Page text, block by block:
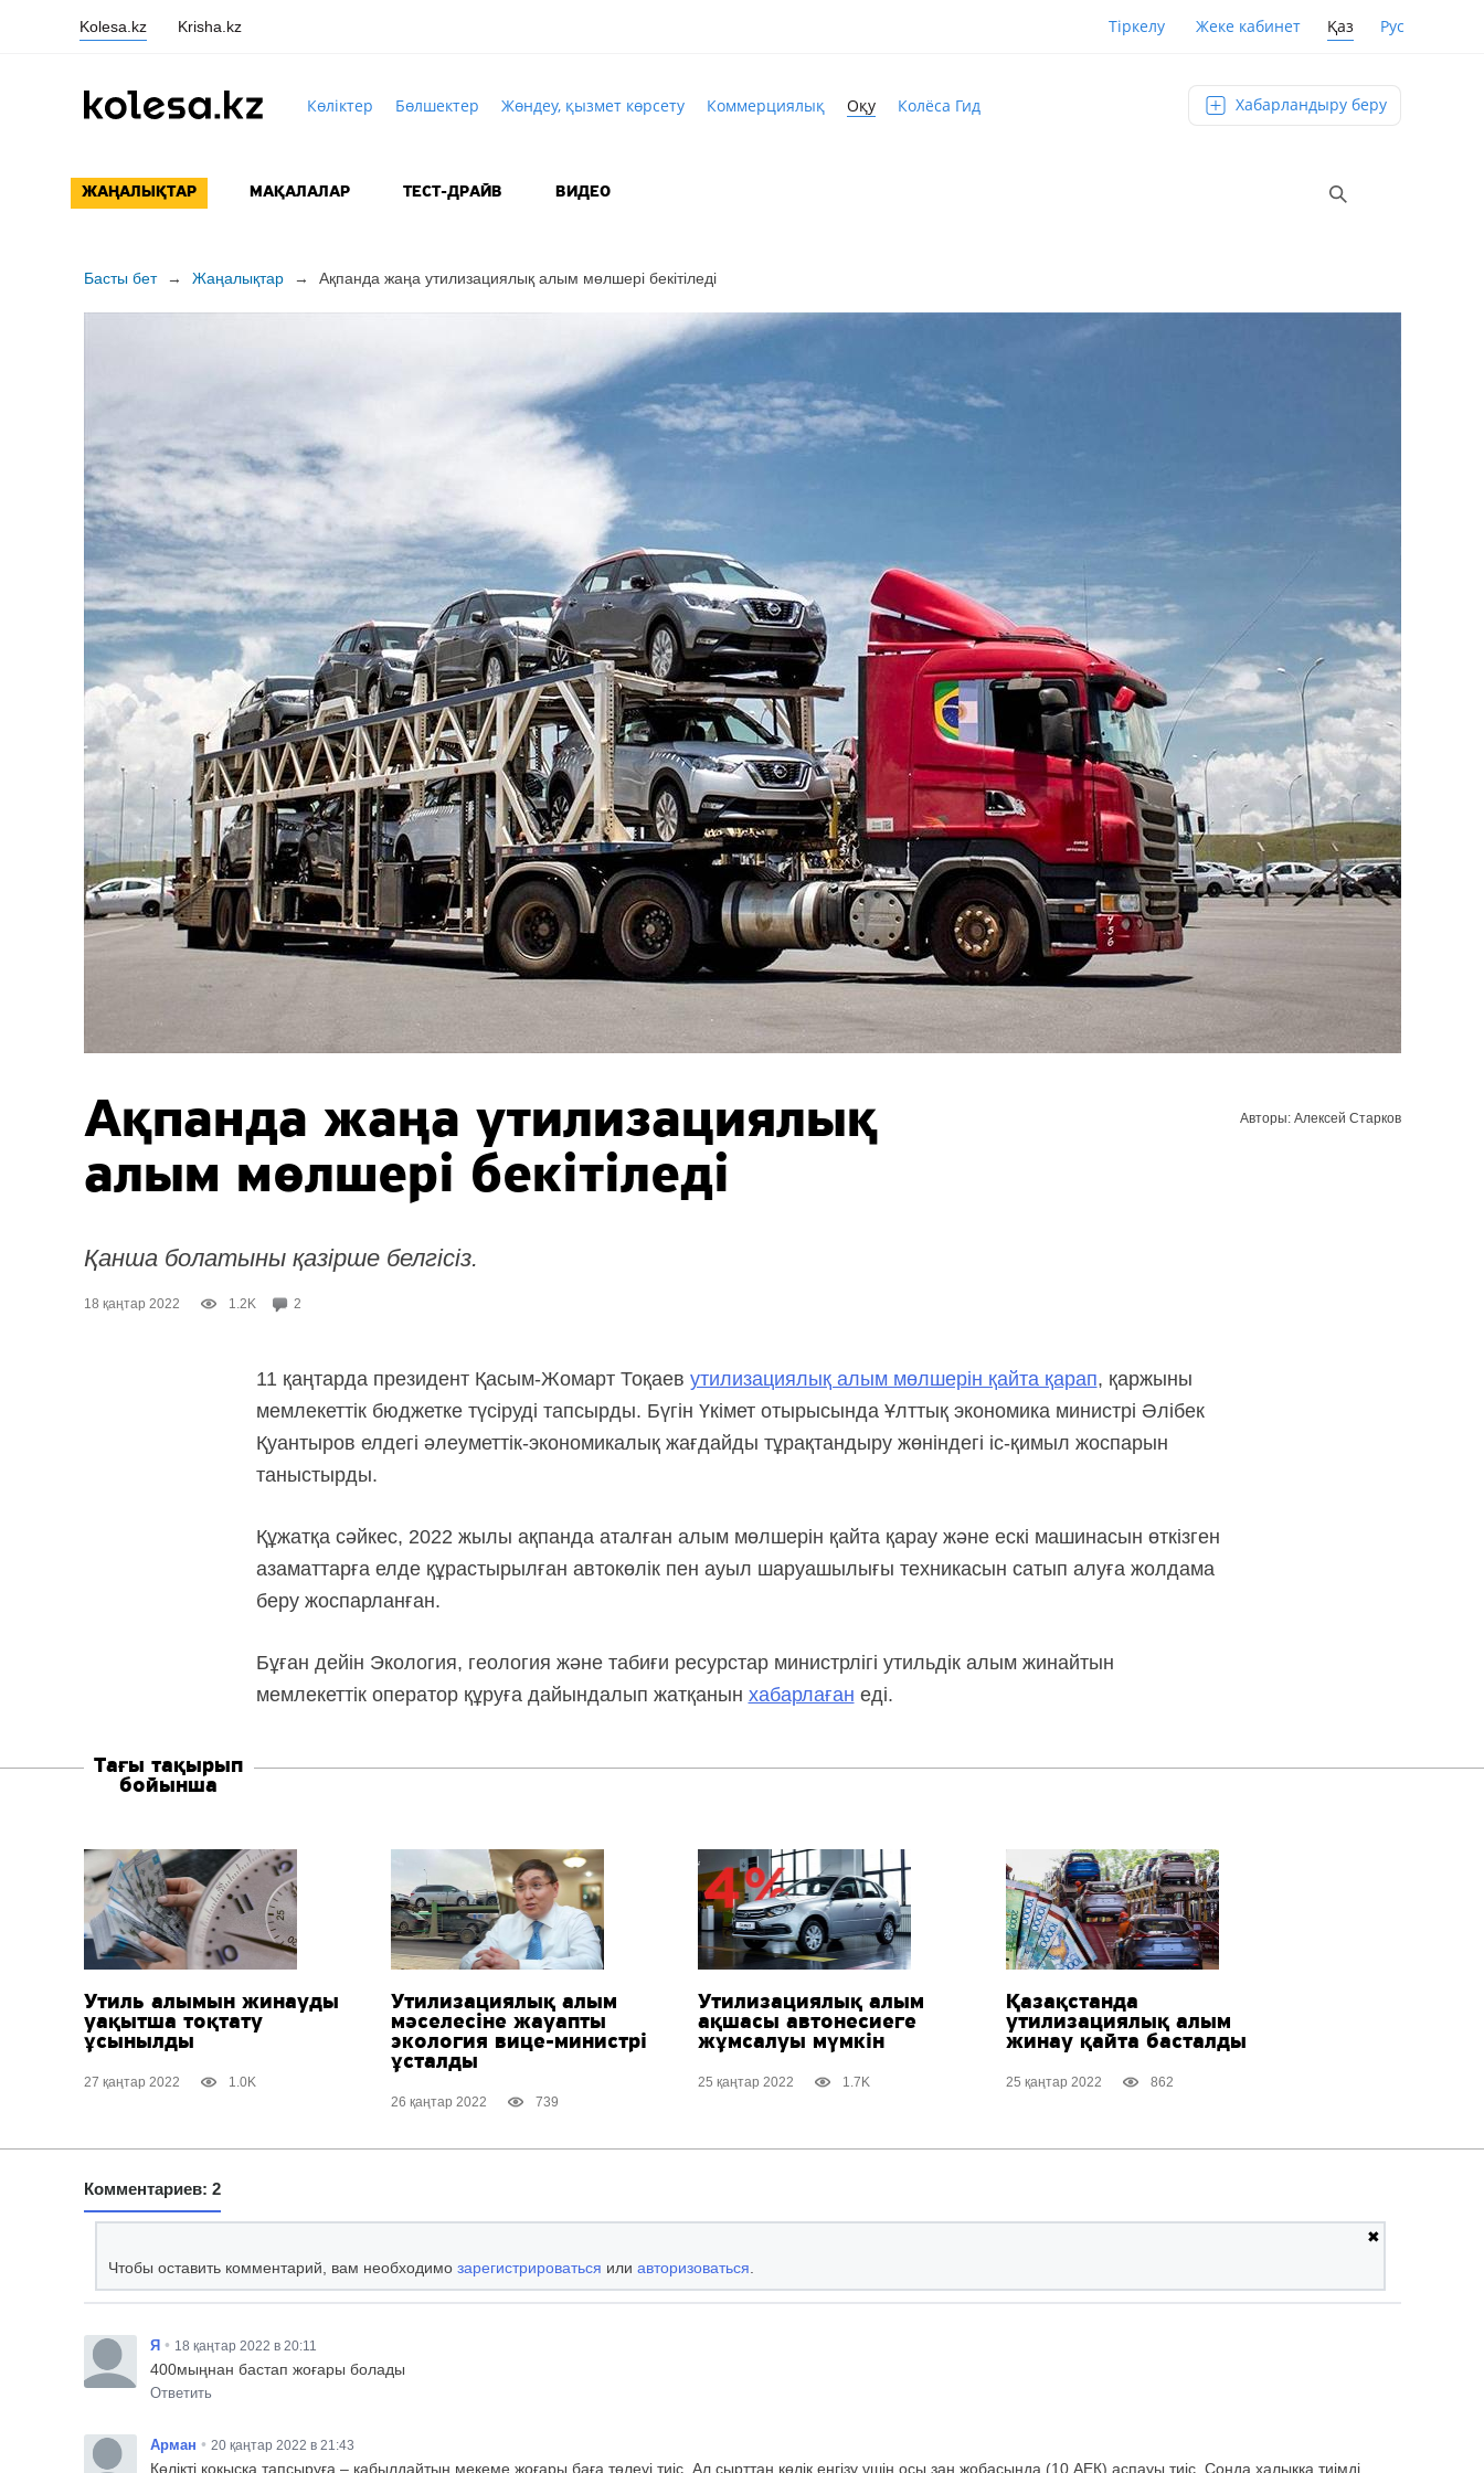
Kolesa.kz Krisha.kz Тіркелу Жеке кабинет Қаз Рус
Көліктер Бөлшектер Жөндеу, қызмет көрсету Коммерциялық Оқу Колёса Гид Хабарландыру беру
ЖАҢАЛЫҚТАР МАҚАЛАЛАР ТЕСТ-ДРАЙВ ВИДЕО
Басты бет → Жаңалықтар → Ақпанда жаңа утилизациялық алым мөлшері бекітіледі
Ақпанда жаңа утилизациялық
алым мөлшері бекітіледі
Қанша болатыны қазірше белгісіз.
18 қаңтар 2022 1.2K 2
Авторы: Алексей Старков
11 қаңтарда президент Қасым-Жомарт Тоқаев утилизациялық алым мөлшерін қайта қарап, қаржыны
мемлекеттік бюджетке түсіруді тапсырды. Бүгін Үкімет отырысында Ұлттық экономика министрі Әлібек
Қуантыров елдегі әлеуметтік-экономикалық жағдайды тұрақтандыру жөніндегі іс-қимыл жоспарын
таныстырды.
Құжатқа сәйкес, 2022 жылы ақпанда аталған алым мөлшерін қайта қарау және ескі машинасын өткізген
азаматтарға елде құрастырылған автокөлік пен ауыл шаруашылығы техникасын сатып алуға жолдама
беру жоспарланған.
Бұған дейін Экология, геология және табиғи ресурстар министрлігі утильдік алым жинайтын
мемлекеттік оператор құруға дайындалып жатқанын хабарлаған еді.
Тағы тақырып
бойынша
Утиль алымын жинауды
уақытша тоқтату
ұсынылды
27 қаңтар 2022 1.0K
Утилизациялық алым
мәселесіне жауапты
экология вице-министрі
ұсталды
26 қаңтар 2022 739
Утилизациялық алым
ақшасы автонесиеге
жұмсалуы мүмкін
25 қаңтар 2022 1.7K
Қазақстанда
утилизациялық алым
жинау қайта басталды
25 қаңтар 2022 862
Комментариев: 2
✖
Чтобы оставить комментарий, вам необходимо зарегистрироваться или авторизоваться.
Я • 18 қаңтар 2022 в 20:11
400мыңнан бастап жоғары болады
Ответить
Арман • 20 қаңтар 2022 в 21:43
Көлікті қоқысқа тапсыруға – қабылдайтын мекеме жоғары баға төлеуі тиіс. Ал сырттан көлік еңгізу үшін осы заң жобасында (10 АЕК) аспауы тиіс. Сонда халыққа тиімді